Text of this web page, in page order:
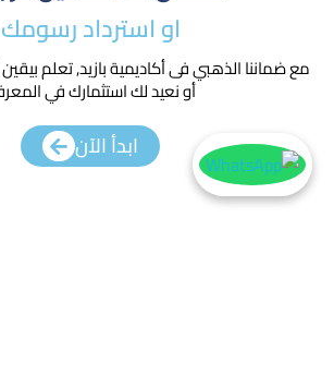
او استرداد رسومك​
مع ضماننا الذهبي فى أكاديمية بازيد, تعلم بيقين
أو نعيد لك استثمارك في
ابدأ الآن